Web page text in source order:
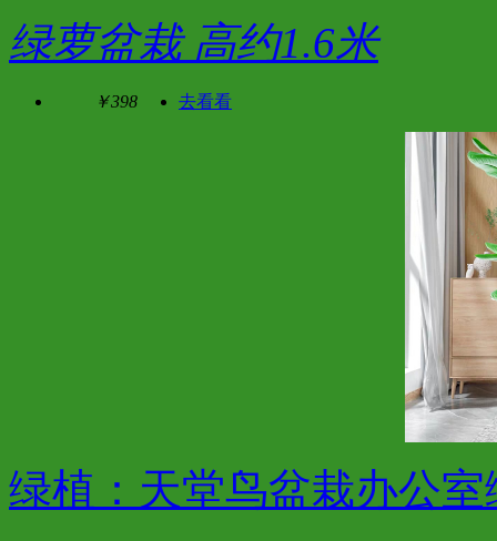
绿萝盆栽 高约1.6米
￥398 去看看
绿植：天堂鸟盆栽办公室